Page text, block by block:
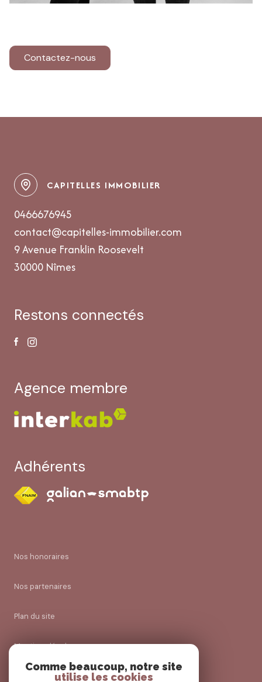
Contactez-nous
CAPITELLES IMMOBILIER
0466676945
contact@capitelles-immobilier.com
9 Avenue Franklin Roosevelt
30000 Nîmes
restons connectés
agence membre
Adhérents
Nos honoraires
Nos partenaires
Plan du site
Mentions légales
Comme beaucoup, notre site
utilise les cookies